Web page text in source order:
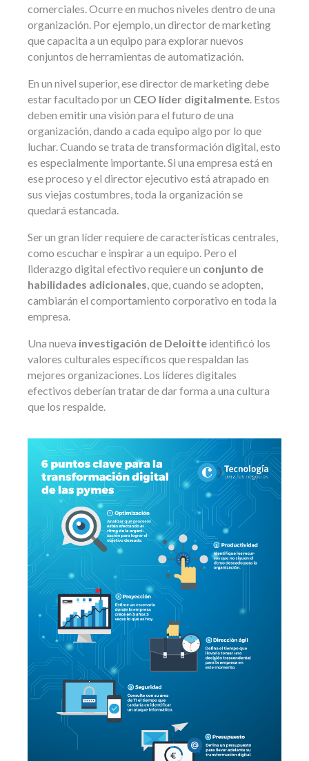
comerciales. Ocurre en muchos niveles dentro de una
organización. Por ejemplo, un director de marketing
que capacita a un equipo para explorar nuevos
conjuntos de herramientas de automatización.
En un nivel superior, ese director de marketing debe
estar facultado por un CEO líder digitalmente . Estos
deben emitir una visión para el futuro de una
organización, dando a cada equipo algo por lo que
luchar. Cuando se trata de transformación digital, esto
es especialmente importante. Si una empresa está en
ese proceso y el director ejecutivo está atrapado en
sus viejas costumbres, toda la organización se
quedará estancada.
Ser un gran líder requiere de características centrales,
como escuchar e inspirar a un equipo. Pero el
liderazgo digital efectivo requiere un conjunto de
habilidades adicionales , que, cuando se adopten,
cambiarán el comportamiento corporativo en toda la
empresa.
Una nueva investigación de Deloitte identificó los
valores culturales específicos que respaldan las
mejores organizaciones. Los líderes digitales
efectivos deberían tratar de dar forma a una cultura
que los respalde.